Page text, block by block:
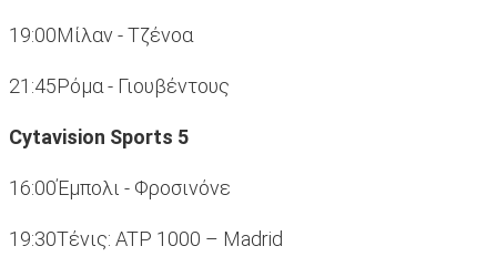
19:00Μίλαν - Τζένοα
21:45Ρόμα - Γιουβέντους
Cytavision Sports 5
16:00Έμπολι - Φροσινόνε
19:30Τένις: ATP 1000 – Madrid